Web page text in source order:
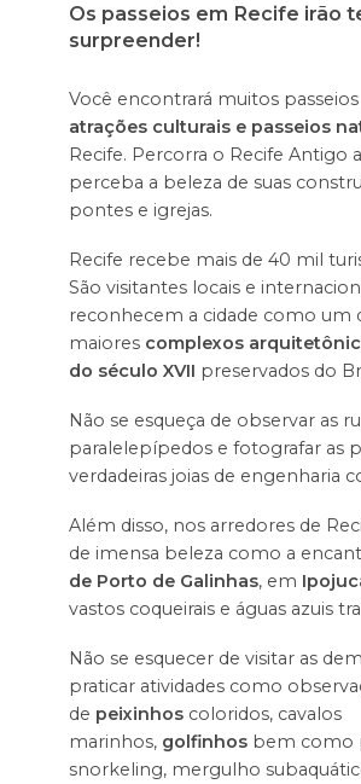
Os passeios em Recife irão
surpreender!
Você encontrará muitos
atrações culturais e passeios
Recife. Percorra o Recife Antigo
perceba a beleza de suas
pontes e igrejas.
Recife recebe mais de 40 mil
São visitantes locais e
reconhecem a cidade como um
maiores complexos
do século XVII preservados do
Não se esqueça de observar as
paralelepípedos e fotografar as
verdadeiras joias de engenharia
Além disso, nos arredores de
de imensa beleza como a
de Porto de Galinhas, em
vastos coqueirais e águas azuis
Não se esquecer de visitar as
praticar atividades como
de peixinhos coloridos, cavalos
marinhos, golfinhos bem como
snorkeling, mergulho